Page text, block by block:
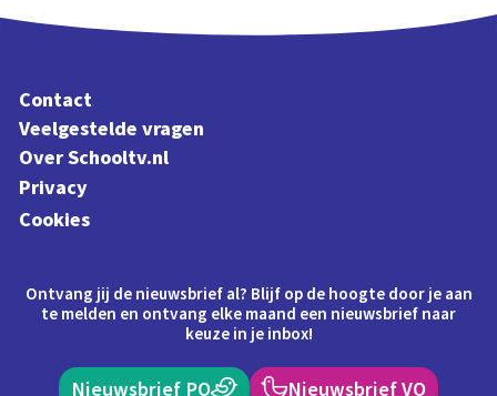
Contact
Veelgestelde vragen
Over Schooltv.nl
Privacy
Cookies
Ontvang jij de nieuwsbrief al? Blijf op de hoogte door je aan
te melden en ontvang elke maand een nieuwsbrief naar
keuze in je inbox!
Nieuwsbrief PO Nieuwsbrief VO